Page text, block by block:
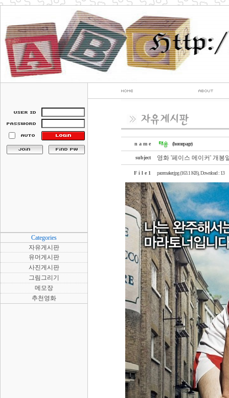
Categories
자유게시판
유머게시판
사진게시판
그림그리기
메모장
추천영화
n a m e (homepage)
subject 영화 '페이스 메이커' 개봉
F i l e 1 pacemaker.jpg (163.1 KB), Download : 13